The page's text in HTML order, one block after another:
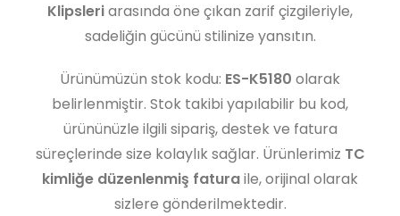
Klipsleriarasında öne çıkan zarif çizgileriyle,
sadeliğin gücünü stilinize yansıtın.
Ürünümüzün stok kodu: ES-K5180 olarak
belirlenmiştir. Stok takibi yapılabilir bu kod,
ürününüzle ilgili sipariş, destek ve fatura
süreçlerinde size kolaylık sağlar. Ürünlerimiz TC
kimliğe düzenlenmiş faturaile, orijinal olarak
sizlere gönderilmektedir.